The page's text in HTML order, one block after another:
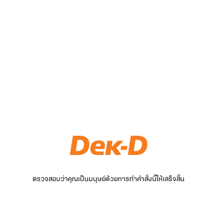
ตรวจสอบว่าคุณเป็นมนุษย์ด้วยการทำคำสั่งนี้ให้เสร็จสิ้น